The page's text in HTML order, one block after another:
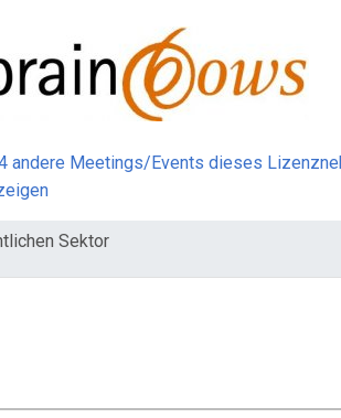
andere Meetings/Events dieses
Sektor